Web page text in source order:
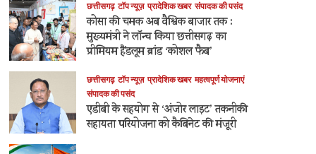
छत्तीसगढ़ टॉप न्यूज़ प्रादेशिक खबर संपादक की पसंद
कोसा की चमक अब वैश्विक बाजार तक :
मुख्यमंत्री ने लॉन्च किया छत्तीसगढ़ का
प्रीमियम हैंडलूम ब्रांड ‘कोशल फैब’
छत्तीसगढ़ टॉप न्यूज़ प्रादेशिक खबर महत्वपूर्ण योजनाएं
संपादक की पसंद
एडीबी के सहयोग से ‘अंजोर लाइट’ तकनीकी
सहायता परियोजना को कैबिनेट की मंजूरी